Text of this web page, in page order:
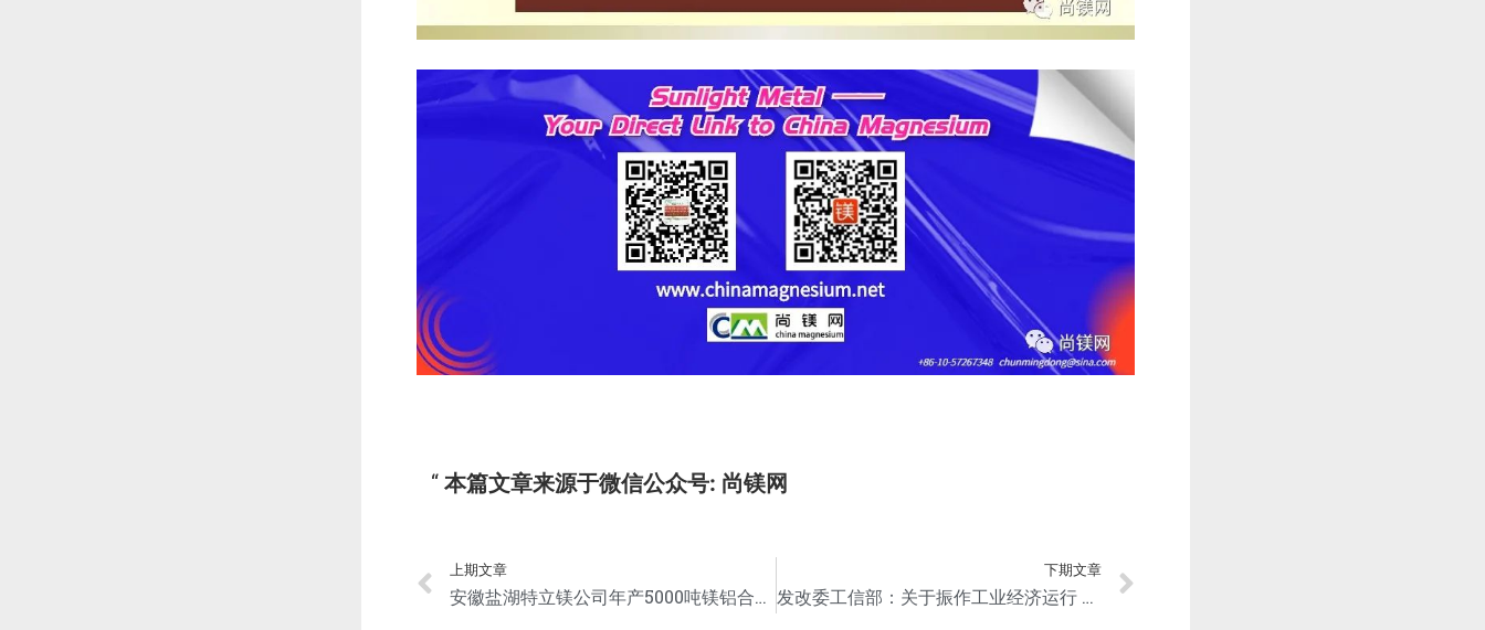
本篇文章来源于微信公众号: 尚镁网
上期文章
安徽盐湖特立镁公司年产5000吨镁铝合金新材料开发应用项目奠基！
下期文章
发改委工信部：关于振作工业经济运行 推动工业高质量发展的实施方案的通知